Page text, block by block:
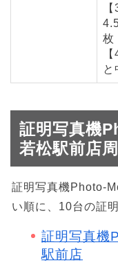
枚
と
証明写真機
若松駅前店
証明写真機Photo-
い順に、10台の証
証明写真機
駅前店